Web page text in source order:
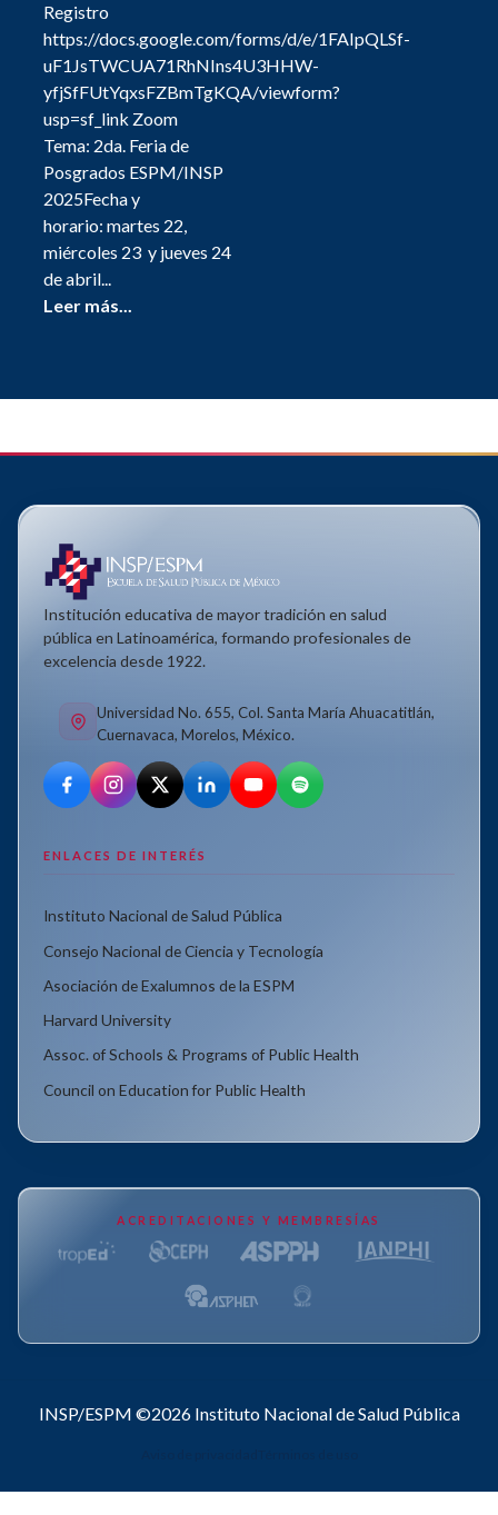
Registro
https://docs.google.com/forms/d/e/1FAIpQLSf-
uF1JsTWCUA71RhNIns4U3HHW-
yfjSfFUtYqxsFZBmTgKQA/viewform?
usp=sf_link Zoom
Tema: 2da. Feria de
Posgrados ESPM/INSP
2025Fecha y
horario: martes 22,
miércoles 23 y jueves 24
de abril...
Leer más...
Institución educativa de mayor tradición en salud
pública en Latinoamérica, formando profesionales de
excelencia desde 1922.
Universidad No. 655, Col. Santa María Ahuacatitlán,
Cuernavaca, Morelos, México.
ENLACES DE INTERÉS
Instituto Nacional de Salud Pública
Consejo Nacional de Ciencia y Tecnología
Asociación de Exalumnos de la ESPM
Harvard University
Assoc. of Schools & Programs of Public Health
Council on Education for Public Health
ACREDITACIONES Y MEMBRESÍAS
INSP/ESPM ©2026Instituto Nacional de Salud Pública